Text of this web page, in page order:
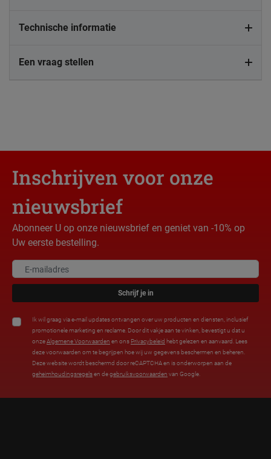
Technische informatie
Een vraag stellen
Inschrijven voor onze
nieuwsbrief
Abonneer U op onze nieuwsbrief en geniet van -10% op
Uw eerste bestelling.
Schrijf je in
Ik wil graag via e-mail updates ontvangen over uw producten en diensten, inclusief
promotionele marketing en reclame. Door dit vakje aan te vinken, bevestigt u dat u
onzeAlgemene Voorwaarden en ons Privacybeleid hebt gelezen en aanvaard. Lees
deze voorwaarden om te begrijpen hoe wij uw gegevens beschermen en beheren.
Deze website wordt beschermd door reCAPTCHA en is onderworpen aan de
geheimhoudingsregelsen degebruiksvoorwaarden van Google.